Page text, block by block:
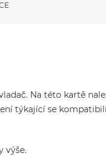
Na této kartě
týkající se
výše.